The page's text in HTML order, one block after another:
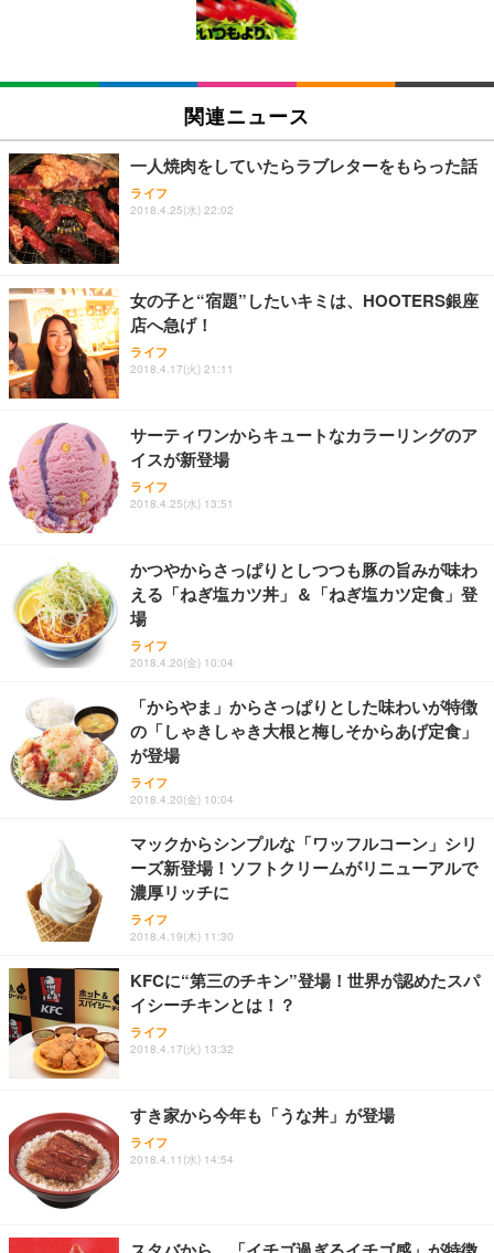
ン樹脂ベース 通気性メッシュ 在宅ワーク H-WY01
(黒網+黒枠+黒足)
SIHOO B100 オフィスチェア／デスクチェア メッシ
ュチェア 人間工学 疲れない ブラック
￥27,999
Sezlife オフィスチェア デスクチェア 疲れない テレ
ョン PCチェア 通気性メッシュ ゲーミング/勉強/事
務用 おしゃれ パソコンチェア (ブラック)
Sezlife オフィスチェア デスクチェア 疲れない テレ
ワーク チェア 強化バックレスト 30度ロッキング機
能 人間工学 椅子 腰サポート 90度跳ね上げ式アーム
務用 おしゃれ パソコンチェア (ホワイト)
ANDWINT オフィスチェア デスクチェア 肘なし メ
ッシュ 通気性 ランバーサポート付き 腰サポート ガ
ス圧無段階昇降 360度回転 キャスター付き コンパク
￥105,595
EIZO ビジネス向けプレミアムモニター | FlexScan
￥109,572
【純正品】27"ゲーミングモニター DualSense 充電
【整備済み品】Dell E2724HS 27インチ 液晶モニタ
ー フルHD（1920×1080）VA 非光沢 HDMI/DisplayP
ort/VGA スピーカー内蔵 高さ調整 スイベル VESA対
【MiniLED/24.5inch/280Hz/FHD】GRAPHT THE S
HOOTER Gaming Monitor 24” Essential ゲーミン
グモニター QD 24.5インチ 1ms FHD 量子ドット 残
Amazonベーシック ペットシーツ 厚型 ワイド 42枚
x2袋(84枚) ホワイト(吸収面:ライトブルー)
￥3,234
ネオ・ルーライフ ネオ・オムツ L 中型犬用 26枚入
Smart Basic(スマートベーシック) 【Amazon.co.jp
限定】 Smart Basic アイリスオーヤマ ペットシーツ
超厚型 お徳用 ワイド 100枚入 (x 1) (ケース販売)
アイリスオーヤマ ペットシーツ 超厚型 お徳用 レギ
ュラー 200枚入【Amazon.co.jp限定】
関連ニュース
一人焼肉をしていたらラブレターをもらった話
ライフ
2018.4.25(水) 22:02
女の子と“宿題”したいキミは、HOOTERS銀座
店へ急げ！
ライフ
2018.4.17(火) 21:11
サーティワンからキュートなカラーリングのア
イスが新登場
ライフ
2018.4.25(水) 13:51
かつやからさっぱりとしつつも豚の旨みが味わ
える「ねぎ塩カツ丼」＆「ねぎ塩カツ定食」登
場
ライフ
2018.4.20(金) 10:04
「からやま」からさっぱりとした味わいが特徴
の「しゃきしゃき大根と梅しそからあげ定食」
が登場
ライフ
2018.4.20(金) 10:04
マックからシンプルな「ワッフルコーン」シリ
ーズ新登場！ソフトクリームがリニューアルで
濃厚リッチに
ライフ
2018.4.19(木) 11:30
KFCに“第三のチキン”登場！世界が認めたスパ
イシーチキンとは！？
ライフ
2018.4.17(火) 13:32
すき家から今年も「うな丼」が登場
ライフ
2018.4.11(水) 14:54